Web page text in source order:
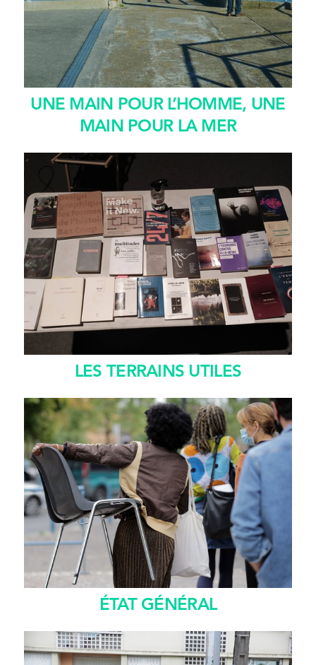
UNE MAIN POUR L’HOMME, UNE
MAIN POUR LA MER
LES TERRAINS UTILES
ÉTAT GÉNÉRAL